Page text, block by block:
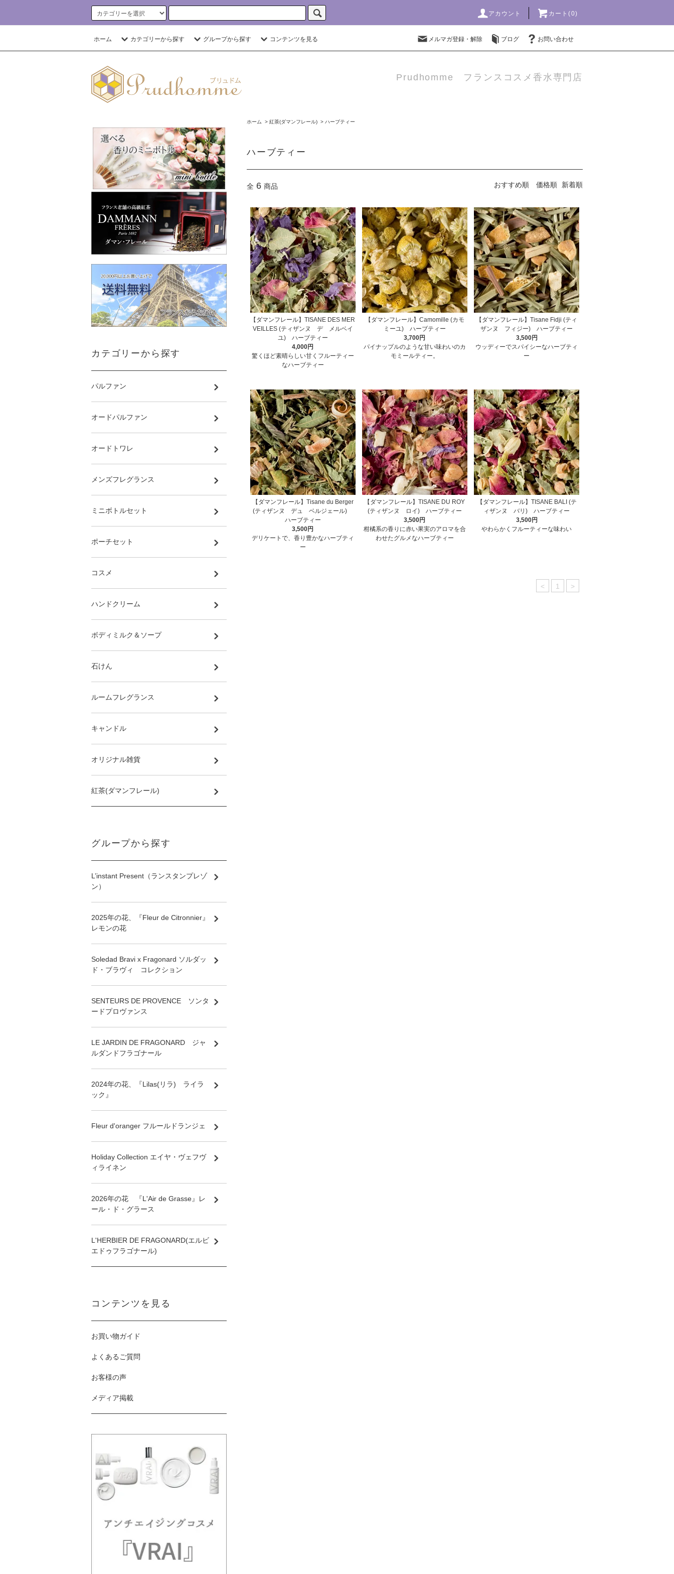
アカウント カート(0)
ホーム カテゴリーから探す グループから探す コンテンツを見る メルマガ登録・解除 ブログ お問い合わせ
Prudhomme フランスコスメ香水専門店
ホーム > 紅茶(ダマンフレール) > ハーブティー
ハーブティー
全 6 商品 おすすめ順 価格順 新着順
【ダマンフレール】TISANE DES MER
VEILLES (ティザンヌ デ メルベイ
ユ) ハーブティー
4,000円
驚くほど素晴らしい甘くフルーティー
なハーブティー
【ダマンフレール】Camomille (カモ
ミーユ) ハーブティー
3,700円
パイナップルのような甘い味わいのカ
モミールティー。
【ダマンフレール】Tisane Fidji (ティ
ザンヌ フィジー) ハーブティー
3,500円
ウッディーでスパイシーなハーブティ
ー
【ダマンフレール】Tisane du Berger
(ティザンヌ デュ ベルジェール)
ハーブティー
3,500円
デリケートで、香り豊かなハーブティ
ー
【ダマンフレール】TISANE DU ROY
(ティザンヌ ロイ) ハーブティー
3,500円
柑橘系の香りに赤い果実のアロマを合
わせたグルメなハーブティー
【ダマンフレール】TISANE BALI (テ
ィザンヌ バリ) ハーブティー
3,500円
やわらかくフルーティーな味わい
< 1 >
カテゴリーから探す
パルファン
オードパルファン
オードトワレ
メンズフレグランス
ミニボトルセット
ポーチセット
コスメ
ハンドクリーム
ボディミルク＆ソープ
石けん
ルームフレグランス
キャンドル
オリジナル雑貨
紅茶(ダマンフレール)
グループから探す
L’instant Present（ランスタンプレゾ
ン）
2025年の花、『Fleur de Citronnier』
レモンの花
Soledad Bravi x Fragonard ソルダッ
ド・ブラヴィ コレクション
SENTEURS DE PROVENCE ソンタ
ードプロヴァンス
LE JARDIN DE FRAGONARD ジャ
ルダンドフラゴナール
2024年の花、『Lilas(リラ) ライラ
ック』
Fleur d'oranger フルールドランジェ
Holiday Collection エイヤ・ヴェフヴ
ィライネン
2026年の花 『L'Air de Grasse』レ
ール・ド・グラース
L'HERBIER DE FRAGONARD(エルビ
エドゥフラゴナール)
コンテンツを見る
お買い物ガイド
よくあるご質問
お客様の声
メディア掲載